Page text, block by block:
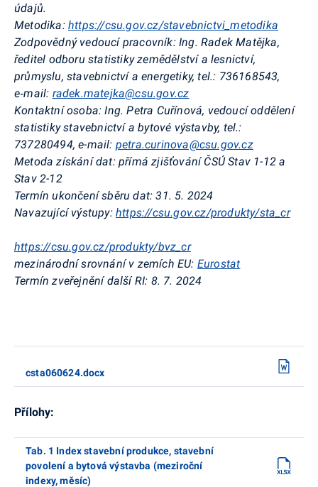
údajů.
Metodika: https://csu.gov.cz/stavebnictvi_metodika
Zodpovědný vedoucí pracovník: Ing. Radek Matějka,
ředitel odboru statistiky zemědělství a lesnictví,
průmyslu, stavebnictví a energetiky, tel.: 736168543,
e‑mail: radek.matejka@csu.gov.cz
Kontaktní osoba: Ing. Petra Cuřínová, vedoucí oddělení
statistiky stavebnictví a bytové výstavby, tel.:
737280494, e-mail: petra.curinova@csu.gov.cz
Metoda získání dat: přímá zjišťování ČSÚ Stav 1-12 a
Stav 2-12
Termín ukončení sběru dat: 31. 5. 2024
Navazující výstupy: https://csu.gov.cz/produkty/sta_cr
https://csu.gov.cz/produkty/bvz_cr
mezinárodní srovnání v zemích EU: Eurostat
Termín zveřejnění další RI: 8. 7. 2024
csta060624.docx
Přílohy:
Tab. 1 Index stavební produkce, stavební
povolení a bytová výstavba (meziroční
indexy, měsíc)